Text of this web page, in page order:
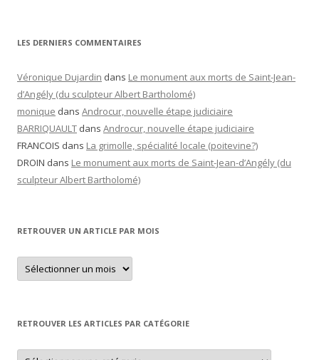
LES DERNIERS COMMENTAIRES
Véronique Dujardin dans Le monument aux morts de Saint-Jean-
d’Angély (du sculpteur Albert Bartholomé)
monique dans Androcur, nouvelle étape judiciaire
BARRIQUAULT dans Androcur, nouvelle étape judiciaire
FRANCOIS dans La grimolle, spécialité locale (poitevine?)
DROIN dans Le monument aux morts de Saint-Jean-d’Angély (du
sculpteur Albert Bartholomé)
RETROUVER UN ARTICLE PAR MOIS
Retrouver
un
article
RETROUVER LES ARTICLES PAR CATÉGORIE
Retrouver